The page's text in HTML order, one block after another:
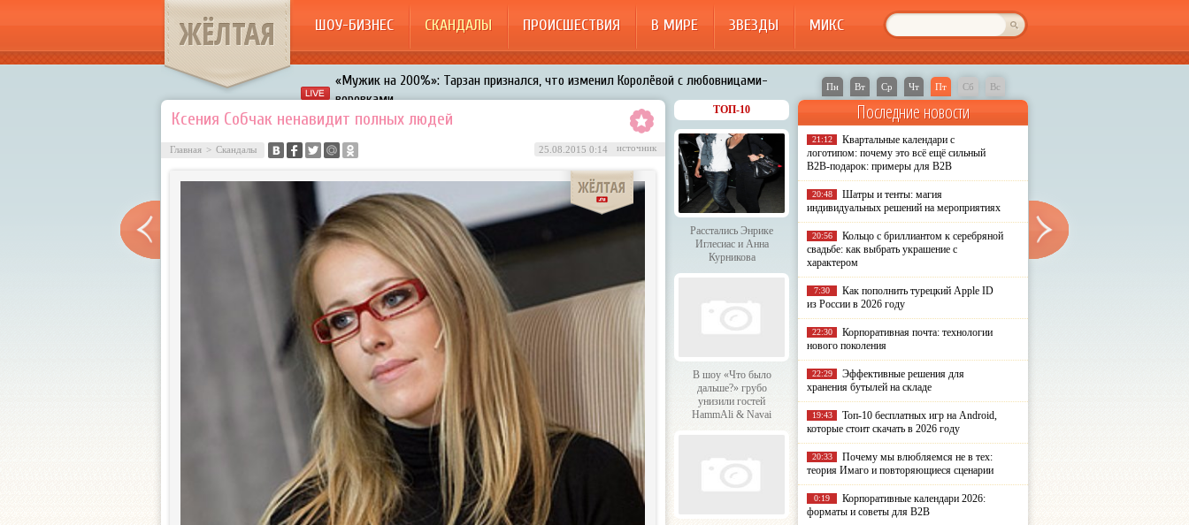
ЖЁЛТАЯ ШОУ-БИЗНЕС СКАНДАЛЫ ПРОИСШЕСТВИЯ В МИРЕ ЗВЕЗДЫ МИКС
«Мужик на 200%»: Тарзан признался, что изменил Королёвой с любовницами-
воровками
Галкин променял Дроботенко на Лазарева
Расстались Энрике Иглесиас и Анна Курникова
В шоу «Что было дальше?» грубо унизили гостей HammAli & Navai
Авербух зарождает в Бузовой новый комплекс на «Ледниковом периоде»
Пн Вт Ср Чт Пт Сб Вс
Ксения Собчак ненавидит полных людей
Главная > Скандалы 25.08.2015 0:14 источник
ТОП-10
Расстались Энрике
Иглесиас и Анна
Курникова
В шоу «Что было
дальше?» грубо
унизили гостей
HammAli & Navai
Последние новости
21:12
Квартальные календари с
логотипом: почему это всё ещё сильный
B2B-подарок: примеры для B2B
20:48
Шатры и тенты: магия
индивидуальных решений на мероприятиях
20:56
Кольцо с бриллиантом к серебряной
свадьбе: как выбрать украшение с
характером
7:30
Как пополнить турецкий Apple ID
из России в 2026 году
22:30
Корпоративная почта: технологии
нового поколения
22:29
Эффективные решения для
хранения бутылей на складе
19:43
Топ-10 бесплатных игр на Android,
которые стоит скачать в 2026 году
20:33
Почему мы влюбляемся не в тех:
теория Имаго и повторяющиеся сценарии
0:19
Корпоративные календари 2026:
форматы и советы для B2B